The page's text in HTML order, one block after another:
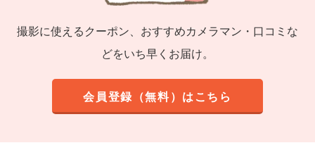
撮影に使えるクーポン、おすすめカメラマン・口コミな
どをいち早くお届け。
会員登録（無料）はこちら